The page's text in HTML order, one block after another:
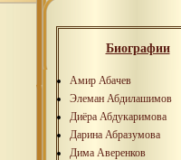
Биографии
Амир Абачев
Элеман Абдилашимов
Диёра Абдукаримова
Дарина Абразумова
Дима Аверенков